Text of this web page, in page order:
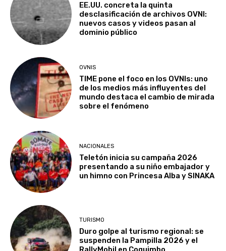
EE.UU. concreta la quinta
desclasificación de archivos OVNI:
nuevos casos y videos pasan al
dominio público
OVNIS
TIME pone el foco en los OVNIs: uno
de los medios más influyentes del
mundo destaca el cambio de mirada
sobre el fenómeno
NACIONALES
Teletón inicia su campaña 2026
presentando a su niño embajador y
un himno con Princesa Alba y SINAKA
TURISMO
Duro golpe al turismo regional: se
suspenden la Pampilla 2026 y el